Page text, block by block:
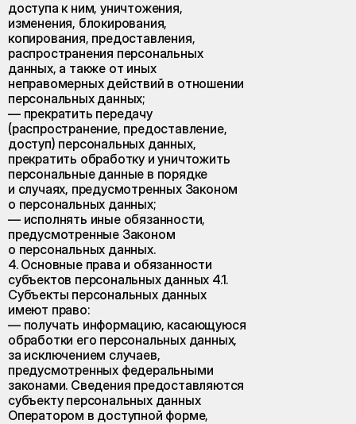
доступа к ним, уничтожения,
изменения, блокирования,
копирования, предоставления,
распространения персональных
данных, а также от иных
неправомерных действий в отношении
персональных данных;
— прекратить передачу
(распространение, предоставление,
доступ) персональных данных,
прекратить обработку и уничтожить
персональные данные в порядке
и случаях, предусмотренных Законом
о персональных данных;
— исполнять иные обязанности,
предусмотренные Законом
о персональных данных.
4. Основные права и обязанности
субъектов персональных данных 4.1.
Субъекты персональных данных
имеют право:
— получать информацию, касающуюся
обработки его персональных данных,
за исключением случаев,
предусмотренных федеральными
законами. Сведения предоставляются
субъекту персональных данных
Оператором в доступной форме,